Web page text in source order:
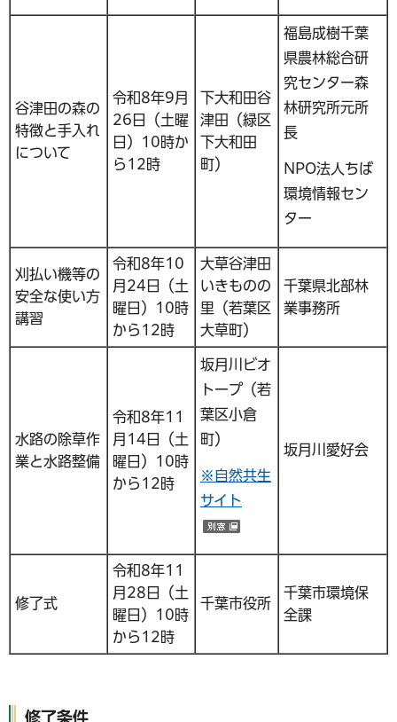
谷津田の森の
特徴と手入れ
について
令和8年9月
26日（土曜
日）10時か
ら12時
下大和田谷
津田（緑区
下大和田
町）
福島成樹千葉
県農林総合研
究センター森
林研究所元所
長
NPO法人ちば
環境情報セン
ター
刈払い機等の
安全な使い方
講習
令和8年10
月24日（土
曜日）10時
から12時
大草谷津田
いきものの
里（若葉区
大草町）
千葉県北部林
業事務所
水路の除草作
業と水路整備
令和8年11
月14日（土
曜日）10時
から12時
坂月川ビオ
トープ（若
葉区小倉
町）
※自然共生
サイト
坂月川愛好会
修了式
令和8年11
月28日（土
曜日）10時
から12時
千葉市役所
千葉市環境保
全課
修了条件